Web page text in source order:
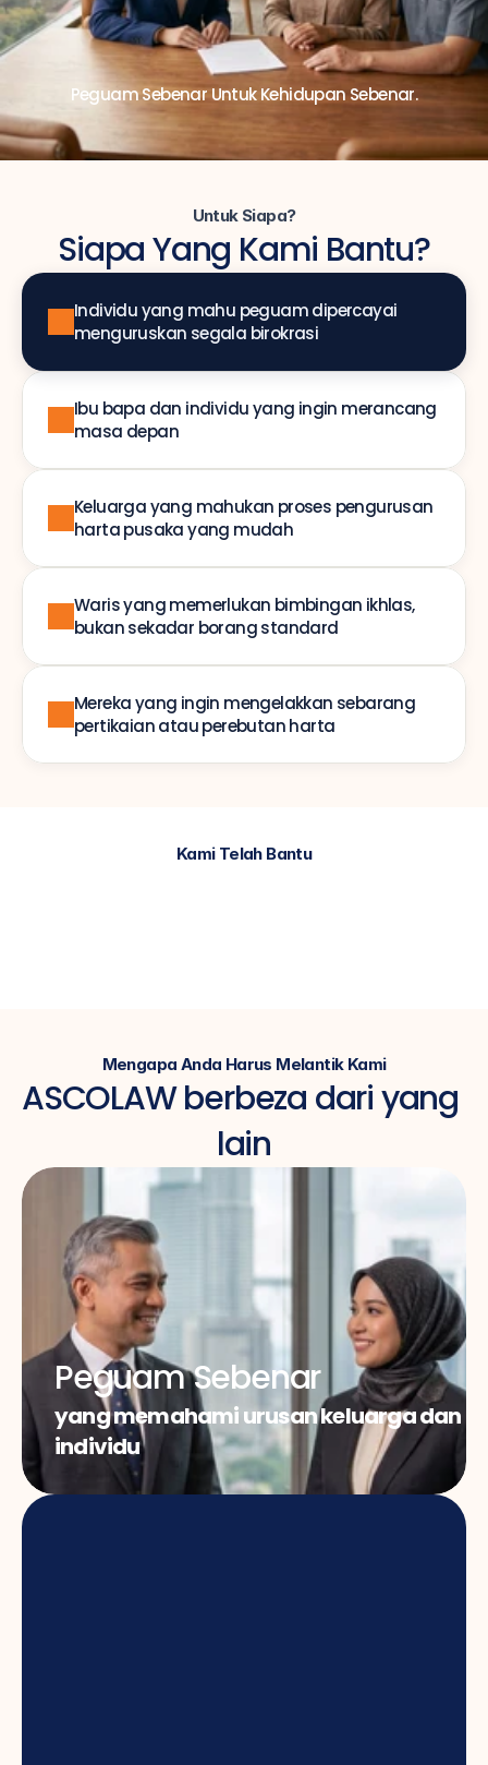
Peguam Sebenar Untuk Kehidupan Sebenar.
Untuk Siapa?
Siapa Yang Kami Bantu?
Ibu bapa dan individu yang ingin merancang
masa depan
Keluarga yang mahukan proses pengurusan
harta pusaka yang mudah
Waris yang memerlukan bimbingan ikhlas,
bukan sekadar borang standard
Mereka yang ingin mengelakkan sebarang
pertikaian atau perebutan harta
Individu yang mahu peguam dipercayai
menguruskan segala birokrasi
Kami Telah Bantu
Mengapa Anda Harus Melantik Kami
ASCOLAW berbeza dari yang
lain
Peguam Sebenar
yang memahami urusan keluarga dan
individu